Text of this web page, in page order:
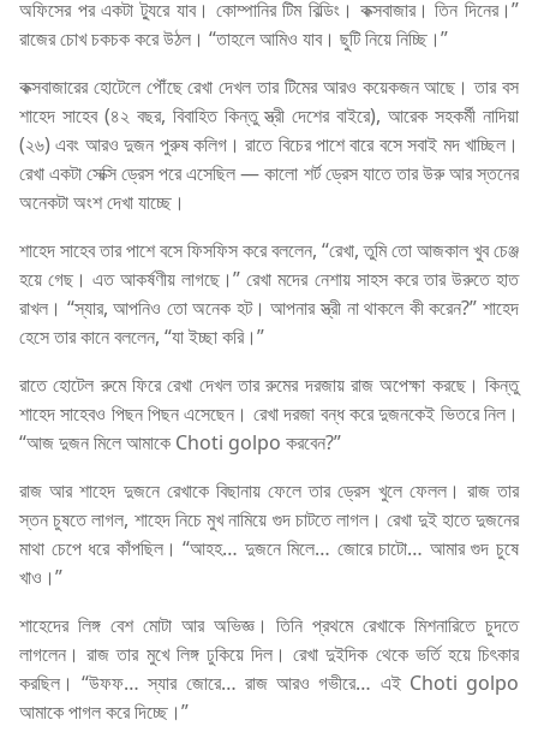
অফিসের পর একটা ট্যুরে যাব। কোম্পানির টিম বিল্ডিং। কক্সবাজার। তিন দিনের।”
রাজের চোখ চকচক করে উঠল। “তাহলে আমিও যাব। ছুটি নিয়ে নিচ্ছি।”
কক্সবাজারের হোটেলে পৌঁছে রেখা দেখল তার টিমের আরও কয়েকজন আছে। তার বস
শাহেদ সাহেব (৪২ বছর, বিবাহিত কিন্তু স্ত্রী দেশের বাইরে), আরেক সহকর্মী নাদিয়া
(২৬) এবং আরও দুজন পুরুষ কলিগ। রাতে বিচের পাশে বারে বসে সবাই মদ খাচ্ছিল।
রেখা একটা সেক্সি ড্রেস পরে এসেছিল — কালো শর্ট ড্রেস যাতে তার উরু আর স্তনের
অনেকটা অংশ দেখা যাচ্ছে।
শাহেদ সাহেব তার পাশে বসে ফিসফিস করে বললেন, “রেখা, তুমি তো আজকাল খুব চেঞ্জ
হয়ে গেছ। এত আকর্ষণীয় লাগছে।” রেখা মদের নেশায় সাহস করে তার উরুতে হাত
রাখল। “স্যার, আপনিও তো অনেক হট। আপনার স্ত্রী না থাকলে কী করেন?” শাহেদ
হেসে তার কানে বললেন, “যা ইচ্ছা করি।”
রাতে হোটেল রুমে ফিরে রেখা দেখল তার রুমের দরজায় রাজ অপেক্ষা করছে। কিন্তু
শাহেদ সাহেবও পিছন পিছন এসেছেন। রেখা দরজা বন্ধ করে দুজনকেই ভিতরে নিল।
“আজ দুজন মিলে আমাকে Choti golpo করবেন?”
রাজ আর শাহেদ দুজনে রেখাকে বিছানায় ফেলে তার ড্রেস খুলে ফেলল। রাজ তার
স্তন চুষতে লাগল, শাহেদ নিচে মুখ নামিয়ে গুদ চাটতে লাগল। রেখা দুই হাতে দুজনের
মাথা চেপে ধরে কাঁপছিল। “আহহ… দুজনে মিলে… জোরে চাটো… আমার গুদ চুষে
খাও।”
শাহেদের লিঙ্গ বেশ মোটা আর অভিজ্ঞ। তিনি প্রথমে রেখাকে মিশনারিতে চুদতে
লাগলেন। রাজ তার মুখে লিঙ্গ ঢুকিয়ে দিল। রেখা দুইদিক থেকে ভর্তি হয়ে চিৎকার
করছিল। “উফফ… স্যার জোরে… রাজ আরও গভীরে… এই Choti golpo
আমাকে পাগল করে দিচ্ছে।”